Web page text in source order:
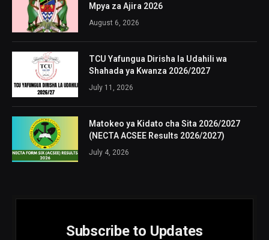
Mpya za Ajira 2026
August 6, 2026
TCU Yafungua Dirisha la Udahili wa
Shahada ya Kwanza 2026/2027
July 11, 2026
Matokeo ya Kidato cha Sita 2026/2027
(NECTA ACSEE Results 2026/2027)
July 4, 2026
Subscribe to Updates